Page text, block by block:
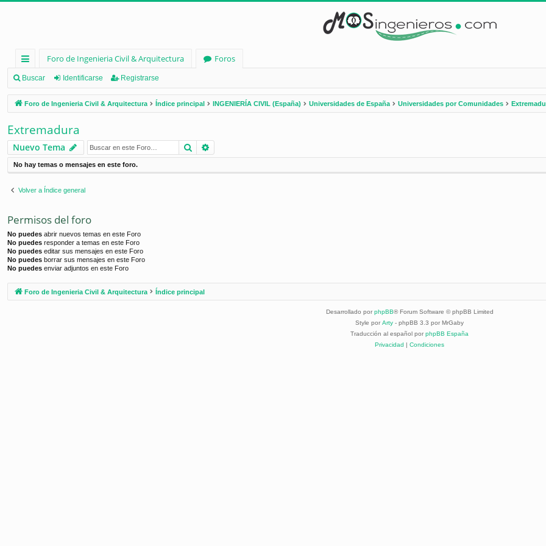
nl
ac
es
rá
pi
d
os
Foro de Ingenieria Civil & Arquitectura
Foros
Buscar Identificarse Registrarse
Foro de Ingenieria Civil & Arquitectura Índice principal INGENIERÍA CIVIL (España) Universidades de España Universidades por Comunidades
Extremadura
Nuevo Tema Buscar
No hay temas o mensajes en este foro.
Volver a Índice general
Permisos del foro
No puedes abrir nuevos temas en este Foro
No puedes responder a temas en este Foro
No puedes editar sus mensajes en este Foro
No puedes borrar sus mensajes en este Foro
No puedes enviar adjuntos en este Foro
Foro de Ingenieria Civil & Arquitectura Índice principal
Desarrollado por phpBB® Forum Software © phpBB Limited
Style por Arty - phpBB 3.3 por MrGaby
Traducción al español por phpBB España
Privacidad | Condiciones